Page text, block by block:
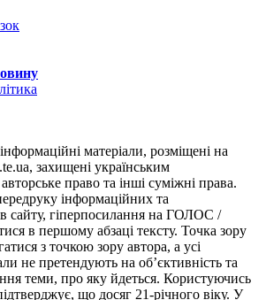
матеріали, розміщені на
захищені українським
право та інші суміжні права.
інформаційних та
сайту, гіперпосилання на ГОЛОС /
в першому абзаці тексту. Точка зору
з точкою зору автора, а усі
не претендують на об’єктивність та
теми, про яку йдеться. Користуючись
що досяг 21-річного віку. У